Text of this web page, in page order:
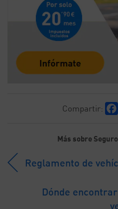
Compartir:
Más sobre
Reglamento de
Dónde